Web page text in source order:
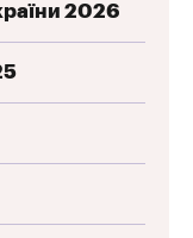
2026